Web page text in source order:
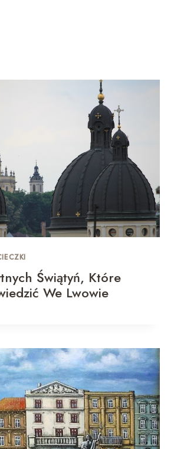
Świątyń, Które
We Lwowie